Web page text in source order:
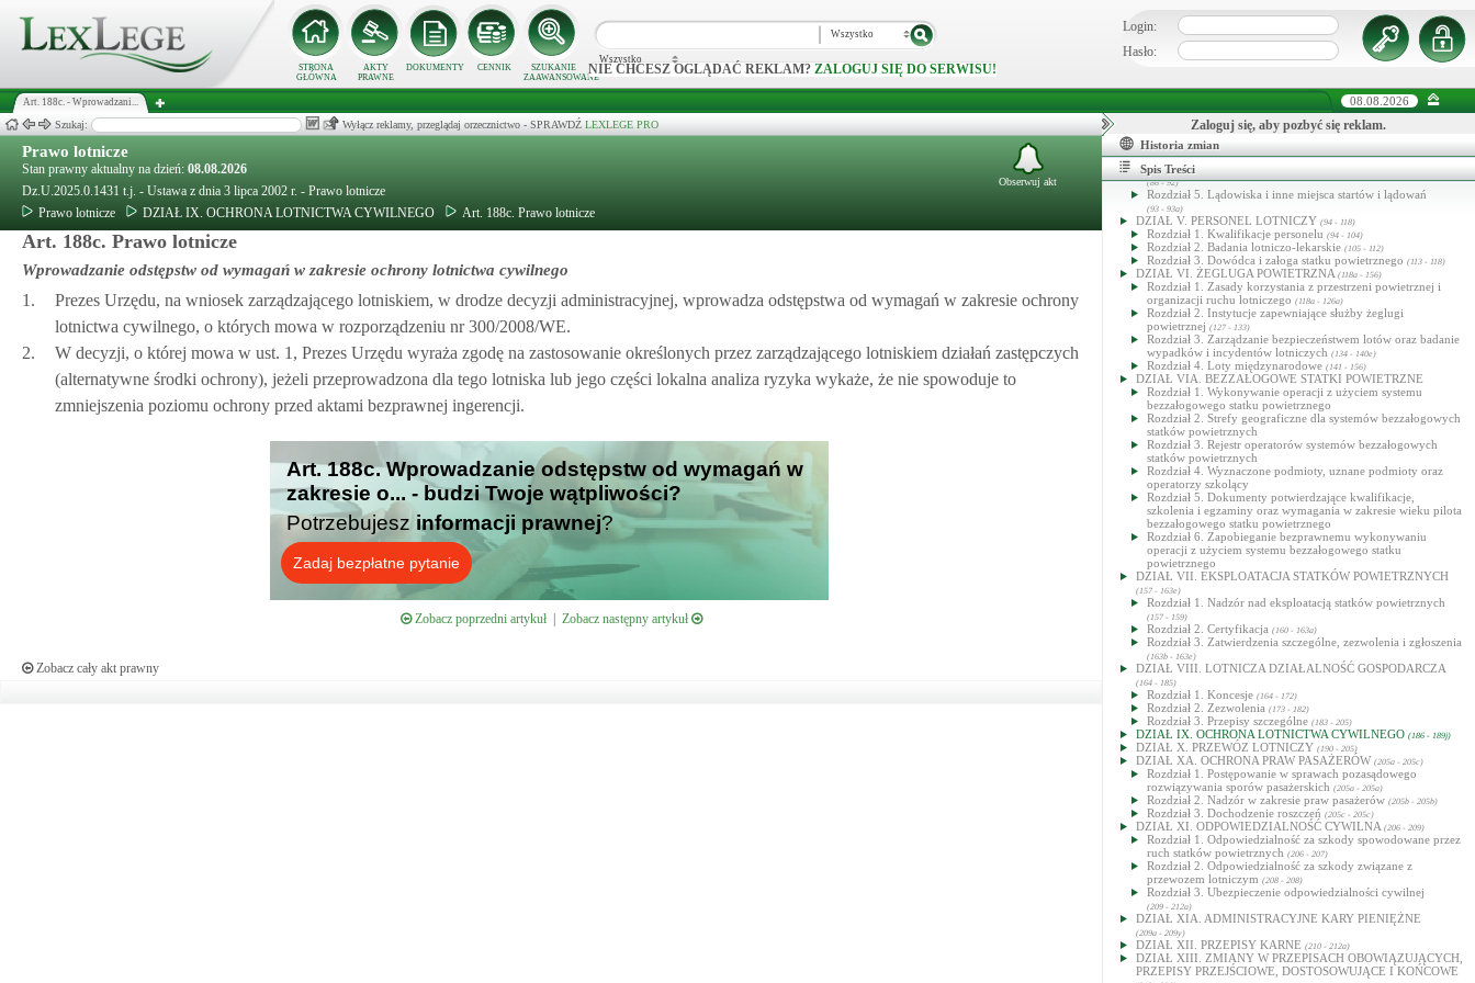
STRONA
GŁÓWNA
AKTY
PRAWNE
DOKUMENTY CENNIK
SZUKANIE
ZAAWANSOWANE
Wszystko
Wszystko
NIE CHCESZ OGLĄDAĆ REKLAM? ZALOGUJ SIĘ DO SERWISU!
Login:
Hasło:
Art. 188c. - Wprowadzani... 08.08.2026
Szukaj: Wyłącz reklamy, przeglądaj orzecznictwo - SPRAWDŹ LEXLEGE PRO
Prawo lotnicze
Stan prawny aktualny na dzień: 08.08.2026
Dz.U.2025.0.1431 t.j. - Ustawa z dnia 3 lipca 2002 r. - Prawo lotnicze
Prawo lotnicze
DZIAŁ IX. OCHRONA LOTNICTWA CYWILNEGO Art. 188c. Prawo lotnicze
Obserwuj akt
Art. 188c. Prawo lotnicze
Wprowadzanie odstępstw od wymagań w zakresie ochrony lotnictwa cywilnego
1.
Prezes Urzędu, na wniosek zarządzającego lotniskiem, w drodze decyzji administracyjnej, wprowadza odstępstwa od wymagań w zakresie ochrony
lotnictwa cywilnego, o których mowa w rozporządzeniu nr 300/2008/WE.
2.
W decyzji, o której mowa w ust. 1, Prezes Urzędu wyraża zgodę na zastosowanie określonych przez zarządzającego lotniskiem działań zastępczych
(alternatywne środki ochrony), jeżeli przeprowadzona dla tego lotniska lub jego części lokalna analiza ryzyka wykaże, że nie spowoduje to
zmniejszenia poziomu ochrony przed aktami bezprawnej ingerencji.
Art. 188c. Wprowadzanie odstępstw od wymagań w
zakresie o... - budzi Twoje wątpliwości?
Potrzebujesz informacji prawnej?
Zadaj bezpłatne pytanie
Zobacz poprzedni artykuł| Zobacz następny artykuł
Zobacz cały akt prawny
Zaloguj się, aby pozbyć się reklam.
Historia zmian
Spis Treści
LOTNICZY
Rozdział 1. Postanowienia ogólne(31 - 33)
Rozdział 2. Rejestry statków powietrznych(34 - 44)
Rozdział 3. Zdatność statków powietrznych do lotów (45 - 53c)
URZĄDZENIA NAZIEMNE(54 - 93a)
Rozdział 1. Postanowienia ogólne, zakładanie i rejestrowanie
lotnisk
Rozdział 2. Eksploatacja lotnisk(66 - 83a)
Rozdział 3. Ratownictwo i ochrona przeciwpożarowa lotnisk
(84 - 85)
Rozdział 4. Otoczenie lotniska i lotnicze urządzenia naziemne
(86 - 92)
Rozdział 5. Lądowiska i inne miejsca startów i lądowań
(93 - 93a)
DZIAŁ V. PERSONEL LOTNICZY (94 - 118)
Rozdział 1. Kwalifikacje personelu (94 - 104)
Rozdział 2. Badania lotniczo-lekarskie (105 - 112)
Rozdział 3. Dowódca i załoga statku powietrznego (113 - 118)
DZIAŁ VI. ŻEGLUGA POWIETRZNA (118a - 156)
Rozdział 1. Zasady korzystania z przestrzeni powietrznej i
organizacji ruchu lotniczego (118a - 126a)
Rozdział 2. Instytucje zapewniające służby żeglugi
powietrznej (127 - 133)
Rozdział 3. Zarządzanie bezpieczeństwem lotów oraz badanie
wypadków i incydentów lotniczych (134 - 140e)
Rozdział 4. Loty międzynarodowe (141 - 156)
DZIAŁ VIA. BEZZAŁOGOWE STATKI POWIETRZNE
Rozdział 1. Wykonywanie operacji z użyciem systemu
bezzałogowego statku powietrznego
Rozdział 2. Strefy geograficzne dla systemów bezzałogowych
statków powietrznych
Rozdział 3. Rejestr operatorów systemów bezzałogowych
statków powietrznych
Rozdział 4. Wyznaczone podmioty, uznane podmioty oraz
operatorzy szkolący
Rozdział 5. Dokumenty potwierdzające kwalifikacje,
szkolenia i egzaminy oraz wymagania w zakresie wieku pilota
bezzałogowego statku powietrznego
Rozdział 6. Zapobieganie bezprawnemu wykonywaniu
operacji z użyciem systemu bezzałogowego statku
powietrznego
DZIAŁ VII. EKSPLOATACJA STATKÓW POWIETRZNYCH
(157 - 163e)
Rozdział 1. Nadzór nad eksploatacją statków powietrznych
(157 - 159)
Rozdział 2. Certyfikacja (160 - 163a)
Rozdział 3. Zatwierdzenia szczególne, zezwolenia i zgłoszenia
(163b - 163e)
DZIAŁ VIII. LOTNICZA DZIAŁALNOŚĆ GOSPODARCZA
(164 - 185)
Rozdział 1. Koncesje (164 - 172)
Rozdział 2. Zezwolenia (173 - 182)
Rozdział 3. Przepisy szczególne (183 - 205)
DZIAŁ IX. OCHRONA LOTNICTWA CYWILNEGO (186 - 189j)
DZIAŁ X. PRZEWÓZ LOTNICZY (190 - 205)
DZIAŁ XA. OCHRONA PRAW PASAŻERÓW (205a - 205c)
Rozdział 1. Postępowanie w sprawach pozasądowego
rozwiązywania sporów pasażerskich (205a - 205a)
Rozdział 2. Nadzór w zakresie praw pasażerów (205b - 205b)
Rozdział 3. Dochodzenie roszczeń (205c - 205c)
DZIAŁ XI. ODPOWIEDZIALNOŚĆ CYWILNA (206 - 209)
Rozdział 1. Odpowiedzialność za szkody spowodowane przez
ruch statków powietrznych (206 - 207)
Rozdział 2. Odpowiedzialność za szkody związane z
przewozem lotniczym (208 - 208)
Rozdział 3. Ubezpieczenie odpowiedzialności cywilnej
(209 - 212a)
DZIAŁ XIA. ADMINISTRACYJNE KARY PIENIĘŻNE
(209a - 209y)
DZIAŁ XII. PRZEPISY KARNE (210 - 212a)
DZIAŁ XIII. ZMIANY W PRZEPISACH OBOWIĄZUJĄCYCH,
PRZEPISY PRZEJŚCIOWE, DOSTOSOWUJĄCE I KOŃCOWE